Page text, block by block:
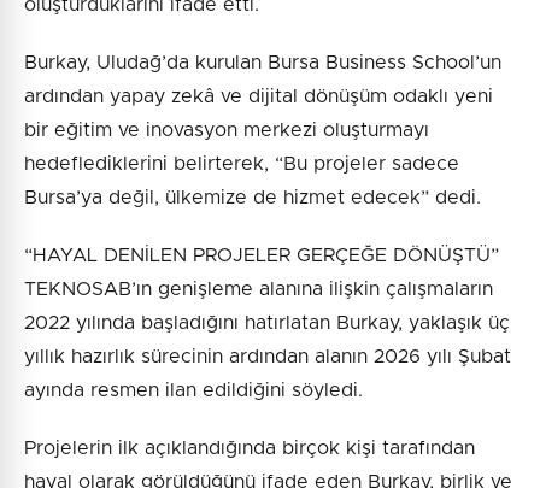
oluşturduklarını ifade etti.
Burkay, Uludağ’da kurulan Bursa Business School’un
ardından yapay zekâ ve dijital dönüşüm odaklı yeni
bir eğitim ve inovasyon merkezi oluşturmayı
hedeflediklerini belirterek, “Bu projeler sadece
Bursa’ya değil, ülkemize de hizmet edecek” dedi.
“HAYAL DENİLEN PROJELER GERÇEĞE DÖNÜŞTÜ”
TEKNOSAB’ın genişleme alanına ilişkin çalışmaların
2022 yılında başladığını hatırlatan Burkay, yaklaşık üç
yıllık hazırlık sürecinin ardından alanın 2026 yılı Şubat
ayında resmen ilan edildiğini söyledi.
Projelerin ilk açıklandığında birçok kişi tarafından
hayal olarak görüldüğünü ifade eden Burkay, birlik ve